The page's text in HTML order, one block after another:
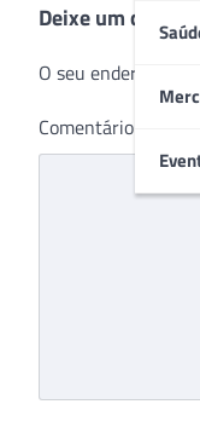
Post
Deixe um
O seu endereço de
Comentário